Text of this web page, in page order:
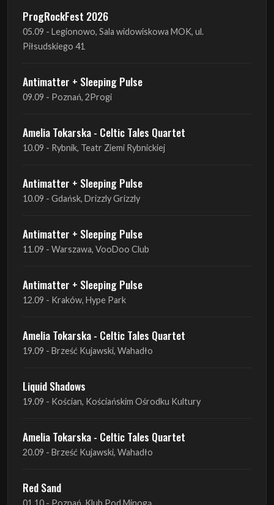
Antimatter + Sleeping Pulse
09.09 - Poznań, 2Progi
Amelia Tokarska - Celtic Tales Quartet
10.09 - Rybnik, Teatr Ziemi Rybnickiej
Antimatter + Sleeping Pulse
Antimatter + Sleeping Pulse
11.09 - Warszawa, VooDoo Club
Antimatter + Sleeping Pulse
12.09 - Kraków, Hype Park
Amelia Tokarska - Celtic Tales Quartet
19.09 - Brześć Kujawski, Wahadło
Liquid Shadows
19.09 - Kościan, Kościańskim Ośrodku Kultury
Amelia Tokarska - Celtic Tales Quartet
20.09 - Brześć Kujawski, Wahadło
Red Sand
Haken